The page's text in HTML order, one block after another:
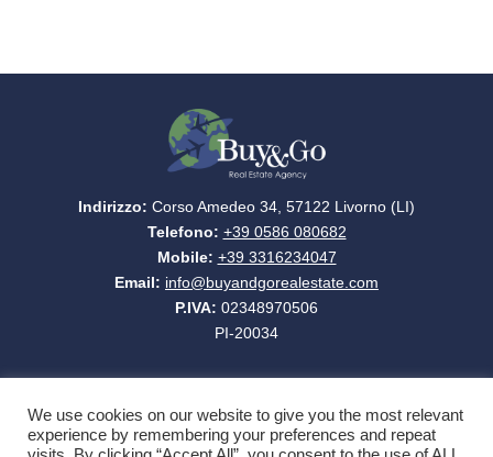
Indirizzo: Corso Amedeo 34, 57122 Livorno (LI)
Telefono: +39 0586 080682
Mobile: +39 3316234047
Email: info@buyandgorealestate.com
P.IVA: 02348970506
PI-20034
We use cookies on our website to give you the most relevant
experience by remembering your preferences and repeat